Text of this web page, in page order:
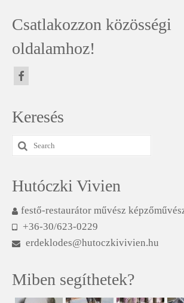
Csatlakozzon közösségi
oldalamhoz!
Keresés
Search
for:
Hutóczki Vivien
festő-restaurátor művész
+36-30/623-0229
erdeklodes@hutoczkivivien.hu
Miben segíthetek?